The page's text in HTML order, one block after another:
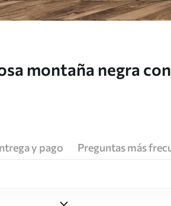
montaña negra con
y pago Preguntas más